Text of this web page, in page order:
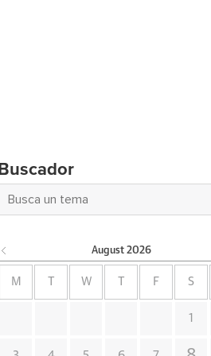
Buscador
August 2026
M W F S
1